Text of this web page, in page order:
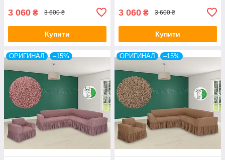
3 060 ₴ 3 600 ₴
Купити
3 060 ₴ 3 600 ₴
Купити
ОРИГИНАЛ –15% ОРИГИНАЛ –15%